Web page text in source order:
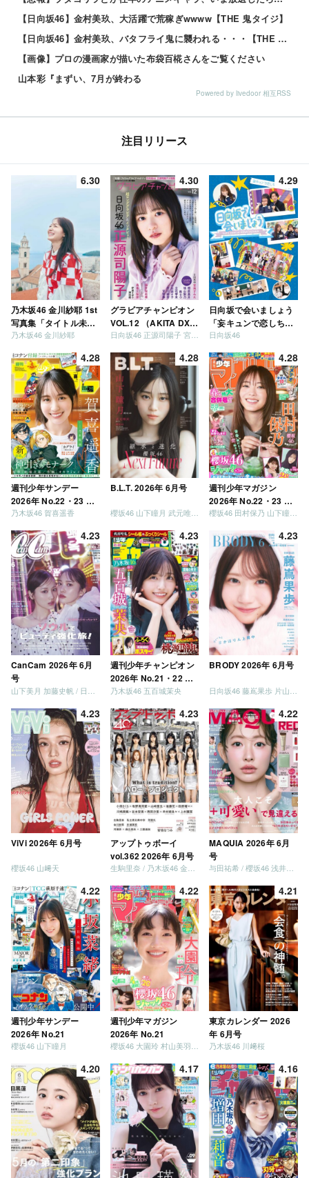
【日向坂46】金村美玖、大活躍で荒稼ぎwwww【THE 鬼タイジ】
【日向坂46】金村美玖、バタフライ鬼に襲われる・・・【THE 鬼タイジ】
【画像】プロの漫画家が描いた布袋百椛さんをご覧ください
山本彩『まずい、7月が終わる
Powered by livedoor 相互RSS
注目リリース
6.30
乃木坂46 金川紗耶 1st
写真集「タイトル未
定」
乃木坂46 金川紗耶
4.30
グラビアチャンピオン
VOL.12 （AKITA DXシ
リーズ）
日向坂46 正源司陽子 宮地すみれ
4.29
日向坂で会いましょう
「妄キュンで恋しちゃ
いましょう」「どっち
う」「ご褒美でロケし
ましょう」「フレンド
リーになりましょう」
「笑って卒業を祝いま
しょう」 [Blu-ray]
日向坂46
4.28
週刊少年サンデー
2026年 No.22・23 合
併号
乃木坂46 賀喜遥香
4.28
B.L.T. 2026年 6月号
櫻坂46 山下瞳月 武元唯衣 / 乃木坂46 海邉朱莉
4.28
週刊少年マガジン
2026年 No.22・23 合
併号
4.23
CanCam 2026年 6月
号
4.23
週刊少年チャンピオン
2026年 No.21・22 合
併号
乃木坂46 五百城茉央
4.23
BRODY 2026年 6月号
4.23
ViVi 2026年 6月号
櫻坂46 山﨑天
4.23
アップトゥボーイ
vol.362 2026年 6月号
生駒里奈 / 乃木坂46 金川紗耶 森平麗心
4.22
MAQUIA 2026年 6月
号
与田祐希 / 櫻坂46 浅井恋乃未
4.22
週刊少年サンデー
2026年 No.21
櫻坂46 山下瞳月
4.22
週刊少年マガジン
2026年 No.21
4.21
東京カレンダー 2026
年 6月号
乃木坂46 川﨑桜
4.20 4.17 4.16